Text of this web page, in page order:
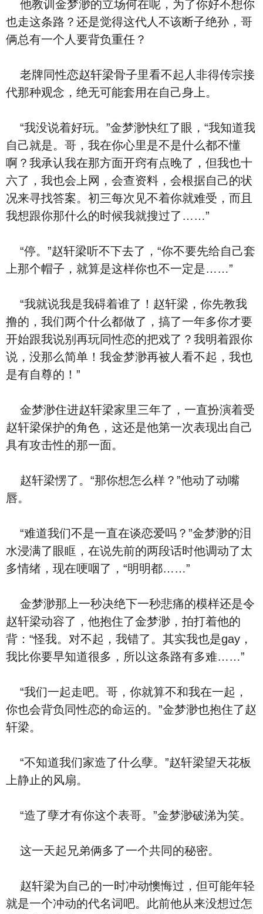
他教训金梦渺的立场何在呢，为了你好不想你
也走这条路？还是觉得这代人不该断子绝孙，哥
俩总有一个人要背负重任？
老牌同性恋赵轩梁骨子里看不起人非得传宗接
代那种观念，绝无可能套用在自己身上。
“我没说着好玩。”金梦渺快红了眼，“我知道我
自己就是。哥，我在你心里是不是什么都不懂
啊？我承认我在那方面开窍有点晚了，但我也十
六了，我也会上网，会查资料，会根据自己的状
况来寻找答案。初三每次见不着你就难受，而且
我想跟你那什么的时候我就搜过了……”
“停。”赵轩梁听不下去了，“你不要先给自己套
上那个帽子，就算是这样你也不一定是……”
“我就说我是我碍着谁了！赵轩梁，你先教我
撸的，我们两个什么都做了，搞了一年多你才要
开始跟我说别再玩同性恋的把戏了？我明着跟你
说，没那么简单！我金梦渺再被人看不起，我也
是有自尊的！”
金梦渺住进赵轩梁家里三年了，一直扮演着受
赵轩梁保护的角色，这还是他第一次表现出自己
具有攻击性的那一面。
赵轩梁愣了。“那你想怎么样？”他动了动嘴
唇。
“难道我们不是一直在谈恋爱吗？”金梦渺的泪
水浸满了眼眶，在说先前的两段话时他调动了太
多情绪，现在哽咽了，“明明都……”
金梦渺那上一秒决绝下一秒悲痛的模样还是令
赵轩梁动容了，他抱住了金梦渺，拍打着他的
背：“怪我。对不起，我错了。其实我也是gay，
我比你要早知道很多，所以这条路有多难……”
“我们一起走吧。哥，你就算不和我在一起，
你也会背负同性恋的命运的。”金梦渺也抱住了赵
轩梁。
“不知道我们家造了什么孽。”赵轩梁望天花板
上静止的风扇。
“造了孽才有你这个表哥。”金梦渺破涕为笑。
这一天起兄弟俩多了一个共同的秘密。
赵轩梁为自己的一时冲动懊悔过，但可能年轻
就是一个冲动的代名词吧。此前他从来没想过怎